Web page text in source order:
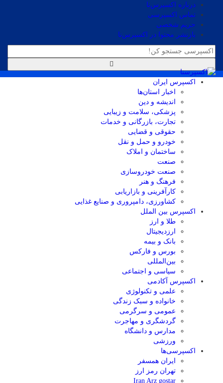
درباره اکسپرس‌نا
تماس اکسپرسی
حریم شخصی
بازنشر محتوا در اکسپرس‌نا
اکسپرس ایران
اخبار استان‌ها
اندیشه و دین
پزشکی، سلامت و زیبایی
تجارت، بازرگانی و خدمات
حقوقی و قضایی
خودرو و حمل و نقل
ساختمان و املاک
صنعت
صنعت خودروسازی
فرهنگ و هنر
کارآفرینی و بازاریابی
کشاورزی، دامپروری و صنایع غذایی
اکسپرس بین الملل
طلا و ارز
ارزدیجیتال
بانک و بیمه
بورس و فارکس
بین‌المللی
سیاسی و اجتماعی
اکسپرس آکادمی
علمی و تکنولوژی
خانواده و سبک زندگی
عمومی و سرگرمی
گردشگری و مهاجرت
مدارس و دانشگاه
ورزشی
اکسپرسی‌ها
ایران همسفر
تهران رمز ارز
Iran Arz gostar